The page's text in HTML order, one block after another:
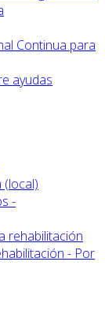
Continua para
ayudas
(local)
-
rehabilitación
- Por